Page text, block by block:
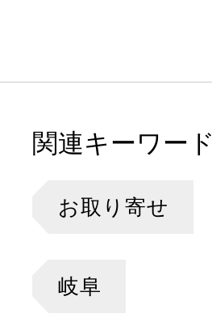
関連キーワード
お取り寄せ
岐阜